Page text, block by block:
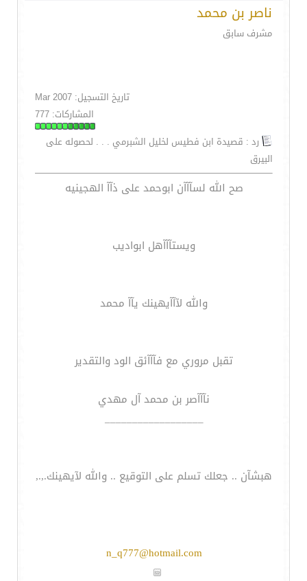
ناصر بن محمد
مشرف سابق
تاريخ التسجيل: Mar 2007
المشاركات: 777
رد : قصيدة ابن فطيس لخليل الشبرمي . . . لحصوله على
البيرق
صح الله لسآآآن ابوحمد على ذآآ الهجينيه
ويستآآآهل ابواديب
والله لآآآيهينك يآآ محمد
تقبل مروري مع فآآآئق الود والتقدير
نآآآصر بن محمد آل مهدي
__________________
هبشآن .. جعلك تسلم على التوقيع .. والله لآيهينك.,.,
n_q777@hotmail.com